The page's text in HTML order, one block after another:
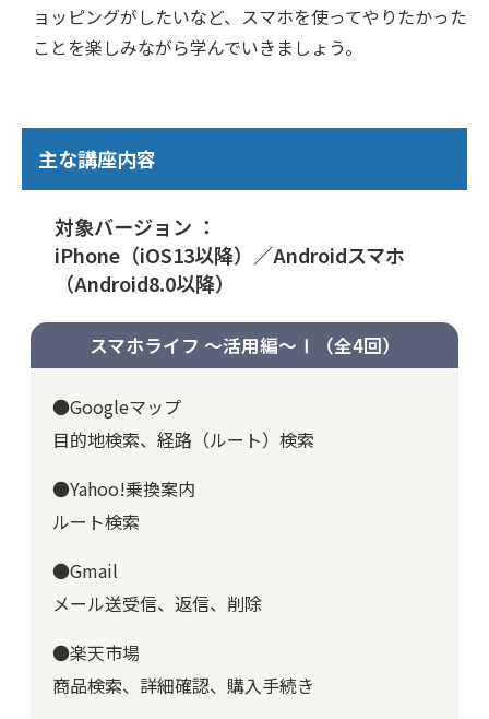
ョッピングがしたいなど、スマホを使ってやりたかった
ことを楽しみながら学んでいきましょう。
主な講座内容
対象バージョン ：
iPhone（iOS13以降）／Androidスマホ
（Android8.0以降）
スマホライフ ～活用編～Ⅰ （全4回）
●Googleマップ
目的地検索、経路（ルート）検索
●Yahoo!乗換案内
ルート検索
●Gmail
メール送受信、返信、削除
●楽天市場
商品検索、詳細確認、購入手続き